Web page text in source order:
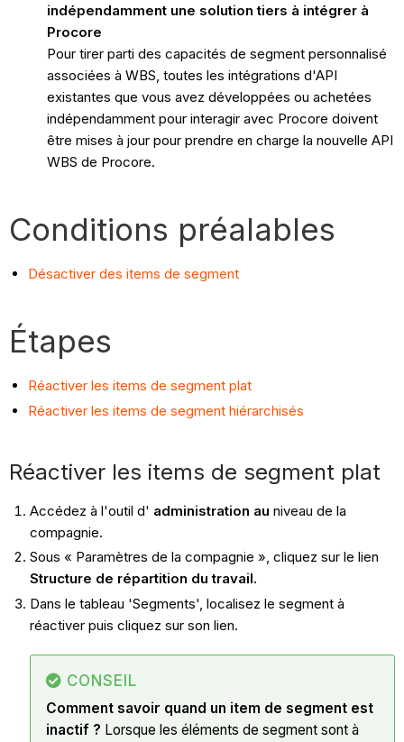
indépendamment une solution tiers à intégrer à
Procore
Pour tirer parti des capacités de segment personnalisé
associées à WBS, toutes les intégrations d'API
existantes que vous avez développées ou achetées
indépendamment pour interagir avec Procore doivent
être mises à jour pour prendre en charge la nouvelle API
WBS de Procore.
Conditions préalables
Désactiver des items de segment
Étapes
Réactiver les items de segment plat
Réactiver les items de segment hiérarchisés
Réactiver les items de segment plat
Accédez à l'outil d' administration au niveau de la
compagnie.
Sous « Paramètres de la compagnie », cliquez sur le lien
Structure de répartition du travail.
Dans le tableau 'Segments', localisez le segment à
réactiver puis cliquez sur son lien.
CONSEIL
Comment savoir quand un item de segment est
inactif ? Lorsque les éléments de segment sont à